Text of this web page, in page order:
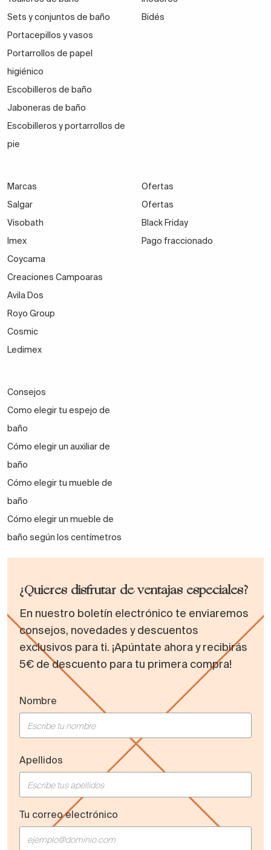
Sets y conjuntos de baño
Portacepillos y vasos
Portarrollos de papel
higiénico
Escobilleros de baño
Jaboneras de baño
Escobilleros y portarrollos de
pie
Bidés
Marcas
Salgar
Visobath
Imex
Coycama
Creaciones Campoaras
Avila Dos
Royo Group
Cosmic
Ledimex
Ofertas
Ofertas
Black Friday
Pago fraccionado
Consejos
Como elegir tu espejo de
baño
Cómo elegir un auxiliar de
baño
Cómo elegir tu mueble de
baño
Cómo elegir un mueble de
baño según los centímetros
¿Quieres disfrutar de ventajas especiales?
En nuestro boletín electrónico te enviaremos
consejos, novedades y descuentos
exclusivos para ti. ¡Apúntate ahora y recibirás
5€ de descuento para tu primera compra!
Nombre
Apellidos
Tu correo electrónico